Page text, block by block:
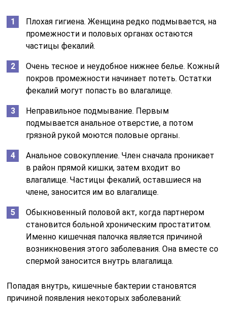
Плохая гигиена. Женщина редко подмывается, на
промежности и половых органах остаются
частицы фекалий.
Очень тесное и неудобное нижнее белье. Кожный
покров промежности начинает потеть. Остатки
фекалий могут попасть во влагалище.
Неправильное подмывание. Первым
подмывается анальное отверстие, а потом
грязной рукой моются половые органы.
Анальное совокупление. Член сначала проникает
в район прямой кишки, затем входит во
влагалище. Частицы фекалий, оставшиеся на
члене, заносится им во влагалище.
Обыкновенный половой акт, когда партнером
становится больной хроническим простатитом.
Именно кишечная палочка является причиной
возникновения этого заболевания. Она вместе со
спермой заносится внутрь влагалища.
Попадая внутрь, кишечные бактерии становятся
причиной появления некоторых заболеваний: